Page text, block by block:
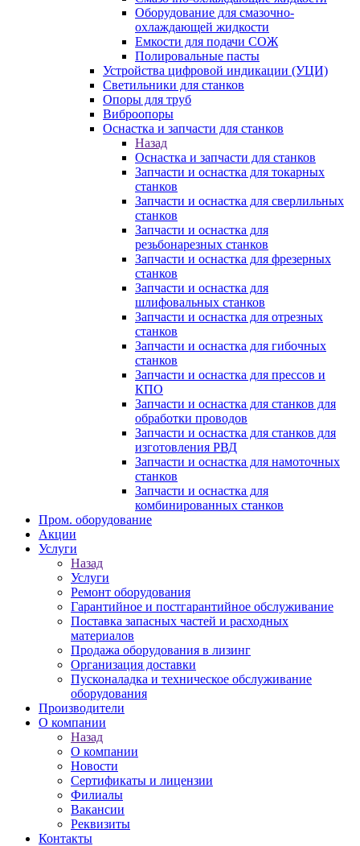
Оборудование для смазочно-
охлаждающей жидкости
Емкости для подачи СОЖ
Полировальные пасты
Устройства цифровой индикации (УЦИ)
Светильники для станков
Опоры для труб
Виброопоры
Оснастка и запчасти для станков
Назад
Оснастка и запчасти для станков
Запчасти и оснастка для токарных
станков
Запчасти и оснастка для сверлильных
станков
Запчасти и оснастка для
резьбонарезных станков
Запчасти и оснастка для фрезерных
станков
Запчасти и оснастка для
шлифовальных станков
Запчасти и оснастка для отрезных
станков
Запчасти и оснастка для гибочных
станков
Запчасти и оснастка для прессов и
КПО
Запчасти и оснастка для станков для
обработки проводов
Запчасти и оснастка для станков для
изготовления РВД
Запчасти и оснастка для намоточных
станков
Запчасти и оснастка для
комбинированных станков
Пром. оборудование
Акции
Услуги
Назад
Услуги
Ремонт оборудования
Гарантийное и постгарантийное обслуживание
Поставка запасных частей и расходных
материалов
Продажа оборудования в лизинг
Организация доставки
Пусконаладка и техническое обслуживание
оборудования
Производители
О компании
Назад
О компании
Новости
Сертификаты и лицензии
Филиалы
Вакансии
Реквизиты
Контакты